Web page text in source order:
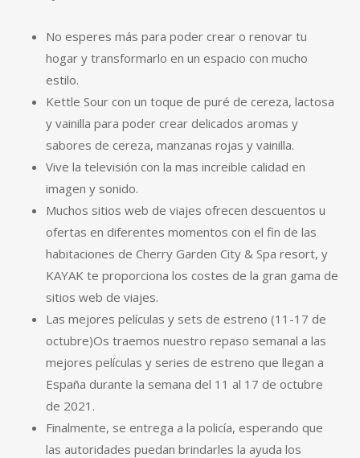
No esperes más para poder crear o renovar tu
hogar y transformarlo en un espacio con mucho
estilo.
Kettle Sour con un toque de puré de cereza, lactosa
y vainilla para poder crear delicados aromas y
sabores de cereza, manzanas rojas y vainilla.
Vive la televisión con la mas increible calidad en
imagen y sonido.
Muchos sitios web de viajes ofrecen descuentos u
ofertas en diferentes momentos con el fin de las
habitaciones de Cherry Garden City & Spa resort, y
KAYAK te proporciona los costes de la gran gama de
sitios web de viajes.
Las mejores películas y sets de estreno (11-17 de
octubre)Os traemos nuestro repaso semanal a las
mejores películas y series de estreno que llegan a
España durante la semana del 11 al 17 de octubre
de 2021.
Finalmente, se entrega a la policía, esperando que
las autoridades puedan brindarles la ayuda los